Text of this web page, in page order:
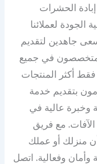
الحشرات
لعملائنا
جاهدين لتقديم
متخصصون في جميع
أكثر المنتجات
بتقديم خدمة
وخبرة عالية في
مع فريق
أن منزلك أو عملك
وفعالية. اتصل